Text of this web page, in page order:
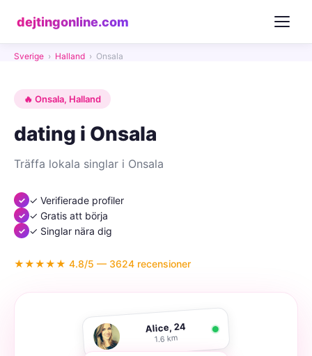
dejtingonline.com
Sverige › Halland › Onsala
🔥 Onsala, Halland
dating i Onsala
Träffa lokala singlar i Onsala
✓ Verifierade profiler
✓ Gratis att börja
✓ Singlar nära dig
★★★★★ 4.8/5 — 3624 recensioner
Alice, 24
1.6 km